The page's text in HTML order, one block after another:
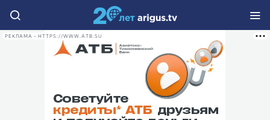
РЕКЛАМА • HTTPS://WWW.ATB.SU